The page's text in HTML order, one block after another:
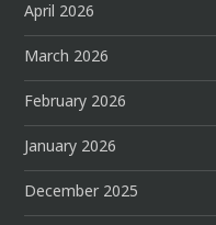
April 2026
March 2026
February 2026
January 2026
December 2025